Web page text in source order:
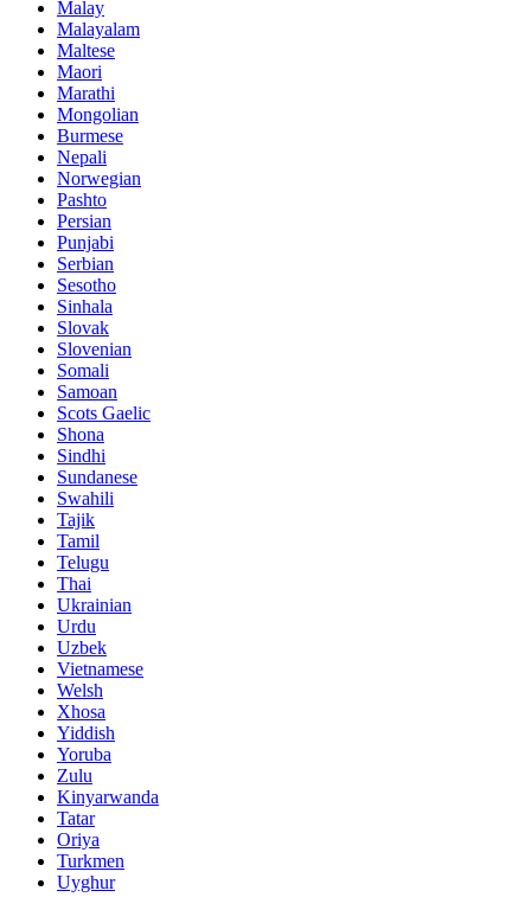
Malay
Malayalam
Maltese
Maori
Marathi
Mongolian
Burmese
Nepali
Norwegian
Pashto
Persian
Punjabi
Serbian
Sesotho
Sinhala
Slovak
Slovenian
Somali
Samoan
Scots Gaelic
Shona
Sindhi
Sundanese
Swahili
Tajik
Tamil
Telugu
Thai
Ukrainian
Urdu
Uzbek
Vietnamese
Welsh
Xhosa
Yiddish
Yoruba
Zulu
Kinyarwanda
Tatar
Oriya
Turkmen
Uyghur